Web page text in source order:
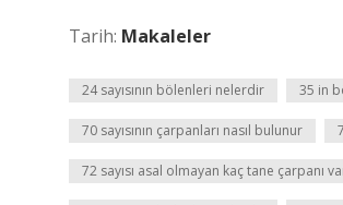
Tarih: Makaleler
24 sayısının bölenleri nelerdir 35 in
70 sayısının çarpanları nasıl bulunur
72 sayısı asal olmayan kaç tane çarpanı